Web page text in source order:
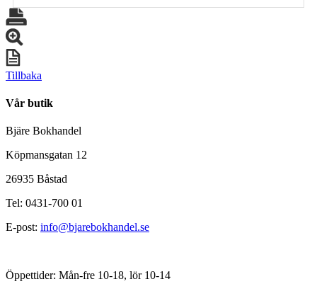
Tillbaka
Vår butik
Bjäre Bokhandel
Köpmansgatan 12
26935 Båstad
Tel: 0431-700 01
E-post: info@bjarebokhandel.se
Öppettider: Mån-fre 10-18, lör 10-14